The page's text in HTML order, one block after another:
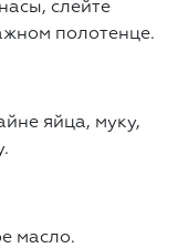
слейте
полотенце.
яйца, муку,
масло.